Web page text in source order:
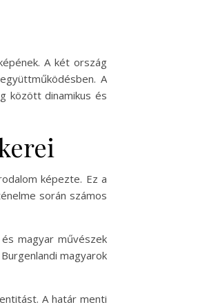
A két ország
A
között dinamikus és
képezte. Ez a
során számos
magyar művészek
magyarok
A határ menti